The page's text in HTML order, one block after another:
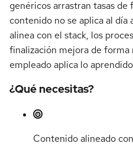
genéricos arrastran tasas de
contenido no se aplica al día
alinea con el stack, los
finalización mejora de forma
empleado aplica lo
¿Qué necesitas?
Contenido alineado